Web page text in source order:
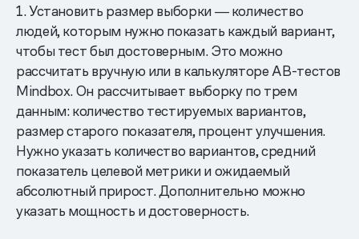
1. Установить размер выборки ― количество
людей, которым нужно показать каждый вариант,
чтобы тест был достоверным. Это можно
рассчитать вручную или в калькуляторе AB-тестов
Mindbox. Он рассчитывает выборку по трем
данным: количество тестируемых вариантов,
размер старого показателя, процент улучшения.
Нужно указать количество вариантов, средний
показатель целевой метрики и ожидаемый
абсолютный прирост. Дополнительно можно
указать мощность и достоверность.